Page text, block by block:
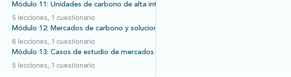
Módulo 11: Unidades de carbono de alta integridad
5 lecciones, 1 cuestionario
Módulo 12: Mercados de carbono y soluciones basadas en la naturaleza
6 lecciones, 1 cuestionario
Módulo 13: Casos de estudio de mercados de carbono en ALC
5 lecciones, 1 cuestionario